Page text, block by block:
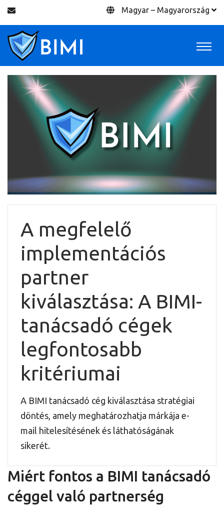
Magyar – Magyarország
A megfelelő
implementációs
partner
kiválasztása: A BIMI-
tanácsadó cégek
legfontosabb
kritériumai
A BIMI tanácsadó cég kiválasztása stratégiai
döntés, amely meghatározhatja márkája e-
mail hitelesítésének és láthatóságának
sikerét.
Miért fontos a BIMI tanácsadó
céggel való partnerség